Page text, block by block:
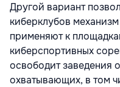
Другой вариант
киберклубов
применяют к
киберспортивных
освободит заведения
охватывающих, в том